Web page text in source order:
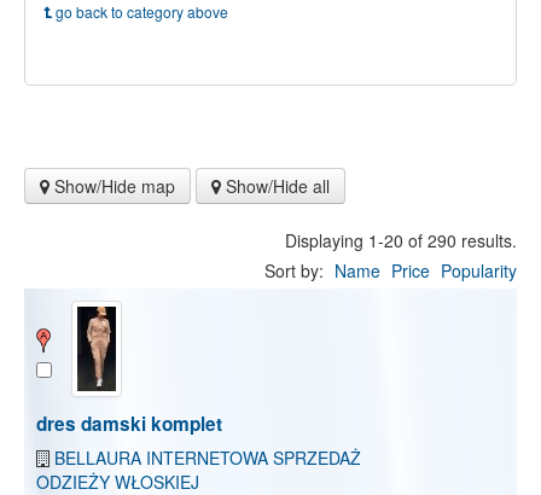
go back to category above
Show/Hide map Show/Hide all
Displaying 1-20 of 290 results.
Sort by: Name Price Popularity
dres damski komplet
BELLAURA INTERNETOWA SPRZEDAŻ
ODZIEŻY WŁOSKIEJ